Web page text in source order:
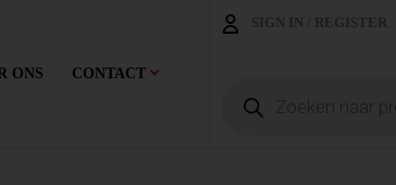
ONS CONTACT
SIGN IN / REGISTER